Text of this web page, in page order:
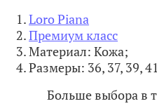
Loro Piana
Премиум класс
Материал: Кожа;
Размеры: 36, 37, 39,
Больше выбора в